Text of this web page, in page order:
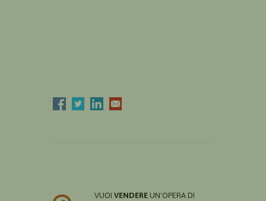
VUOI VENDERE UN'OPERA DI